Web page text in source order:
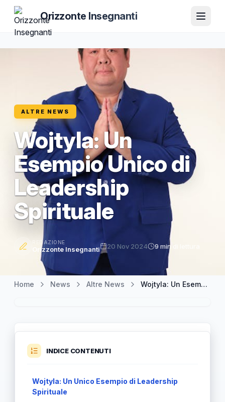
Orizzonte Insegnanti
ALTRE NEWS
Wojtyla: Un
Esempio Unico di
Leadership
Spirituale
REDAZIONE
Orizzonte Insegnanti 20 Nov 2024 9 min di lettura
Home News Altre News Wojtyla: Un Esempio Unico di Leadership Spirituale
INDICE CONTENUTI
Wojtyla: Un Unico Esempio di Leadership
Spirituale